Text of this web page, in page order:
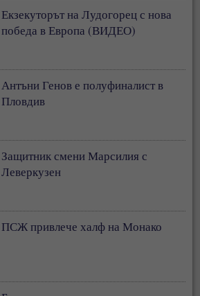
Екзекуторът на Лудогорец с нова
победа в Европа (ВИДЕО)
Антъни Генов е полуфиналист в
Пловдив
Защитник смени Марсилия с
Леверкузен
ПСЖ привлече халф на Монако